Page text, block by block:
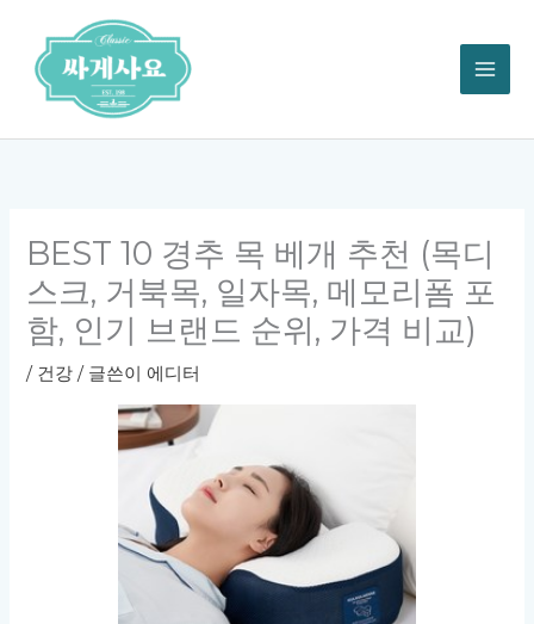
너
BEST 10 경추 목 베개 추천 (목디
스크, 거북목, 일자목, 메모리폼 포
함, 인기 브랜드 순위, 가격 비교)
/ 건강 / 글쓴이 에디터